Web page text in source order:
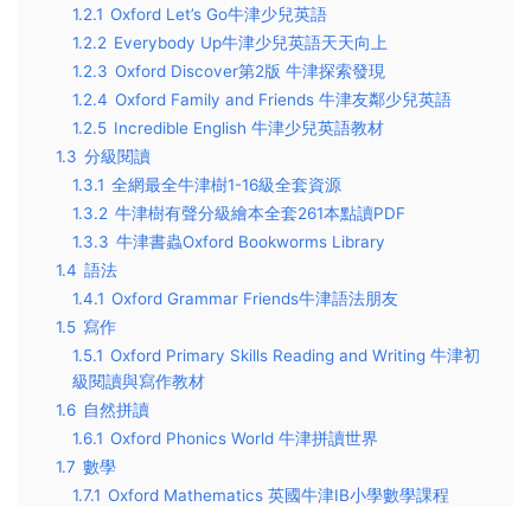
1.2.1 Oxford Let’s Go牛津少兒英語
1.2.2 Everybody Up牛津少兒英語天天向上
1.2.3 Oxford Discover第2版 牛津探索發現
1.2.4 Oxford Family and Friends 牛津友鄰少兒英語
1.2.5 Incredible English 牛津少兒英語教材
1.3 分級閱讀
1.3.1 全網最全牛津樹1-16級全套資源
1.3.2 牛津樹有聲分級繪本全套261本點讀PDF
1.3.3 牛津書蟲Oxford Bookworms Library
1.4 語法
1.4.1 Oxford Grammar Friends牛津語法朋友
1.5 寫作
1.5.1 Oxford Primary Skills Reading and Writing 牛津初
級閱讀與寫作教材
1.6 自然拼讀
1.6.1 Oxford Phonics World 牛津拼讀世界
1.7 數學
1.7.1 Oxford Mathematics 英國牛津IB小學數學課程